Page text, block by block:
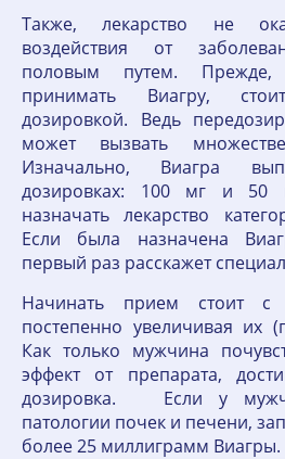
Также, лекарство не
воздействия от
половым путем.
принимать Виагру,
дозировкой. Ведь
может вызвать
Изначально, Виагра
дозировках: 100 мг и 50
назначать лекарство
Если была назначена
первый раз расскажет
Начинать прием стоит с
постепенно увеличивая их
Как только мужчина
эффект от препарата,
дозировка. Если у
патологии почек и печени,
более 25 миллиграмм Виагры.